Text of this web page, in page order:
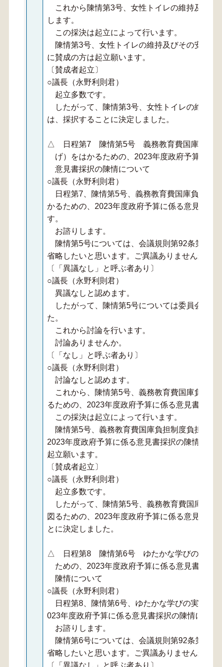
これから陳情第3号、女性トイレの維持及びそ
します。
この採決は起立によって行います。
陳情第3号、女性トイレの維持及びその安心安
に賛成の方は起立願います。
〔賛成者起立〕
○議長（永野利則君）
起立多数です。
したがって、陳情第3号、女性トイレの維持及
は、採択することに決定しました。
△ 日程第7 陳情第5号 義務教育費国庫負担制
げ）をはかるための、2023年度政府予算に係
意見書採択の陳情について
○議長（永野利則君）
日程第7、陳情第5号、義務教育費国庫負担制
かるための、2023年度政府予算に係る意見書採
す。
お諮りします。
陳情第5号については、会議規則第92条第2項
省略したいと思います。ご異議ありませんか。
〔「異議なし」と呼ぶ者あり〕
○議長（永野利則君）
異議なしと認めます。
したがって、陳情第5号については委員会の付
た。
これから討論を行います。
討論ありませんか。
〔「なし」と呼ぶ者あり〕
○議長（永野利則君）
討論なしと認めます。
これから、陳情第5号、義務教育費国庫負担制
るための、2023年度政府予算に係る意見書採択
この採決は起立によって行います。
陳情第5号、義務教育費国庫負担制度負担率の
2023年度政府予算に係る意見書採択の陳情につ
起立願います。
〔賛成者起立〕
○議長（永野利則君）
起立多数です。
したがって、陳情第5号、義務教育費国庫負担
図るための、2023年度政府予算に係る意見書採
とに決定しました。
△ 日程第8 陳情第6号 ゆたかな学びの実現・
ための、2023年度政府予算に係る意見書採択
陳情について
○議長（永野利則君）
日程第8、陳情第6号、ゆたかな学びの実現・
023年度政府予算に係る意見書採択の陳情につい
お諮りします。
陳情第6号については、会議規則第92条第2項
省略したいと思います。ご異議ありませんか。
〔「異議なし」と呼ぶ者あり〕